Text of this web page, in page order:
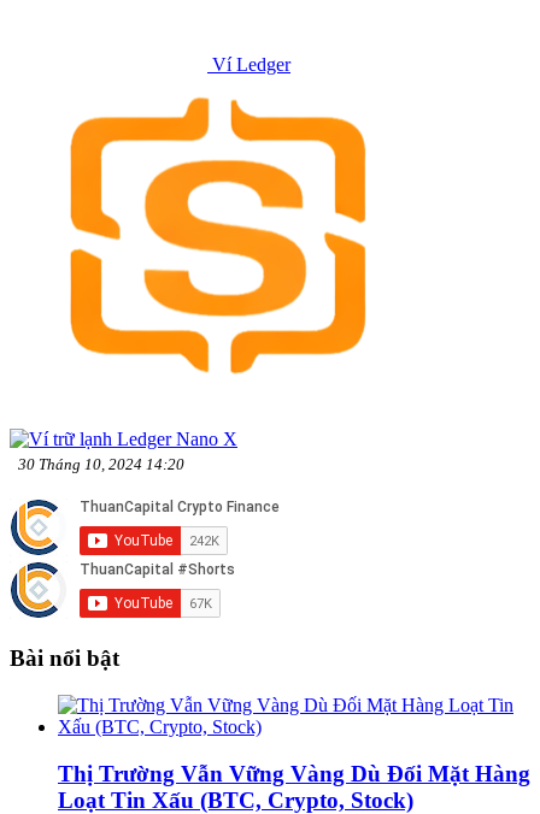
Ví Ledger
30 Tháng 10, 2024 14:20
Bài nổi bật
Thị Trường Vẫn Vững Vàng Dù Đối Mặt Hàng
Loạt Tin Xấu (BTC, Crypto, Stock)